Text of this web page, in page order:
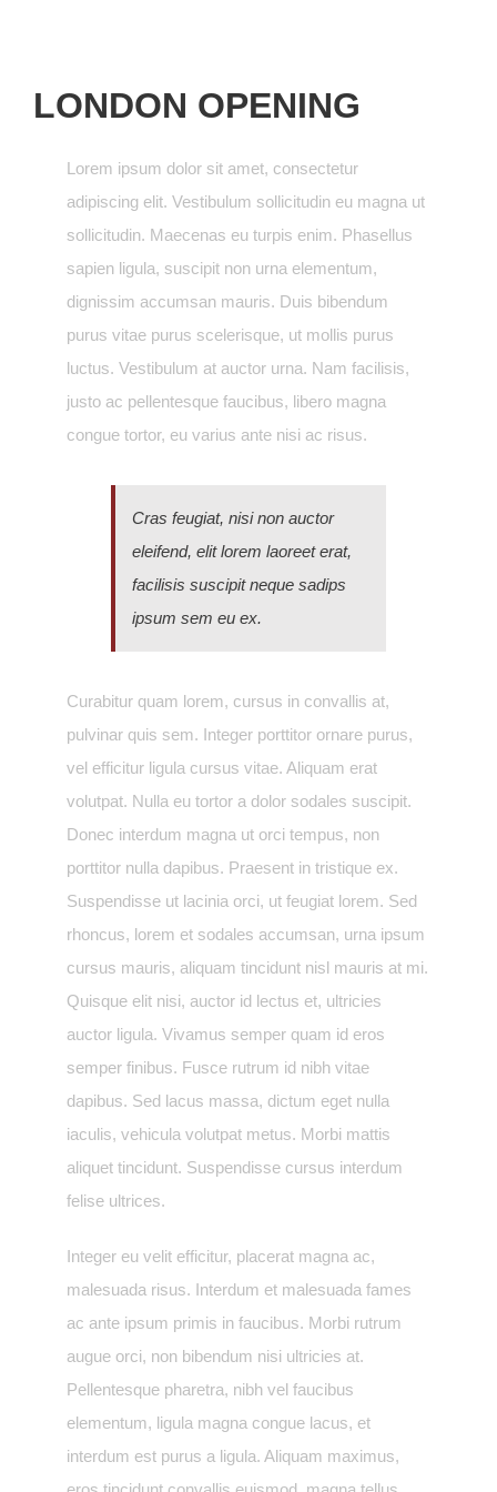
LONDON OPENING
Lorem ipsum dolor sit amet, consectetur
adipiscing elit. Vestibulum sollicitudin eu magna ut
sollicitudin. Maecenas eu turpis enim. Phasellus
sapien ligula, suscipit non urna elementum,
dignissim accumsan mauris. Duis bibendum
purus vitae purus scelerisque, ut mollis purus
luctus. Vestibulum at auctor urna. Nam facilisis,
justo ac pellentesque faucibus, libero magna
congue tortor, eu varius ante nisi ac risus.
Cras feugiat, nisi non auctor
eleifend, elit lorem laoreet erat,
facilisis suscipit neque sadips
ipsum sem eu ex.
Curabitur quam lorem, cursus in convallis at,
pulvinar quis sem. Integer porttitor ornare purus,
vel efficitur ligula cursus vitae. Aliquam erat
volutpat. Nulla eu tortor a dolor sodales suscipit.
Donec interdum magna ut orci tempus, non
porttitor nulla dapibus. Praesent in tristique ex.
Suspendisse ut lacinia orci, ut feugiat lorem. Sed
rhoncus, lorem et sodales accumsan, urna ipsum
cursus mauris, aliquam tincidunt nisl mauris at mi.
Quisque elit nisi, auctor id lectus et, ultricies
auctor ligula. Vivamus semper quam id eros
semper finibus. Fusce rutrum id nibh vitae
dapibus. Sed lacus massa, dictum eget nulla
iaculis, vehicula volutpat metus. Morbi mattis
aliquet tincidunt. Suspendisse cursus interdum
felise ultrices.
Integer eu velit efficitur, placerat magna ac,
malesuada risus. Interdum et malesuada fames
ac ante ipsum primis in faucibus. Morbi rutrum
augue orci, non bibendum nisi ultricies at.
Pellentesque pharetra, nibh vel faucibus
elementum, ligula magna congue lacus, et
interdum est purus a ligula. Aliquam maximus,